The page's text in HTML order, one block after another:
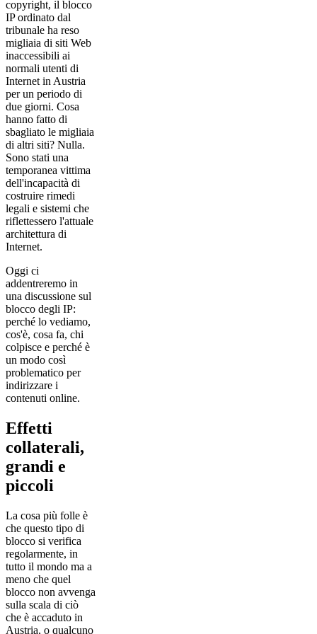
copyright, il blocco
IP ordinato dal
tribunale ha reso
migliaia di siti Web
inaccessibili ai
normali utenti di
Internet in Austria
per un periodo di
due giorni. Cosa
hanno fatto di
sbagliato le migliaia
di altri siti? Nulla.
Sono stati una
temporanea vittima
dell'incapacità di
costruire rimedi
legali e sistemi che
riflettessero l'attuale
architettura di
Internet.
Oggi ci
addentreremo in
una discussione sul
blocco degli IP:
perché lo vediamo,
cos'è, cosa fa, chi
colpisce e perché è
un modo così
problematico per
indirizzare i
contenuti online.
Effetti
collaterali,
grandi e
piccoli
La cosa più folle è
che questo tipo di
blocco si verifica
regolarmente, in
tutto il mondo ma a
meno che quel
blocco non avvenga
sulla scala di ciò
che è accaduto in
Austria, o qualcuno